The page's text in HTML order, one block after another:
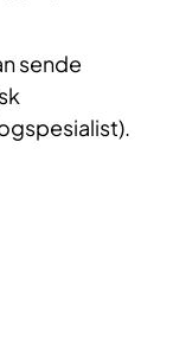
sende